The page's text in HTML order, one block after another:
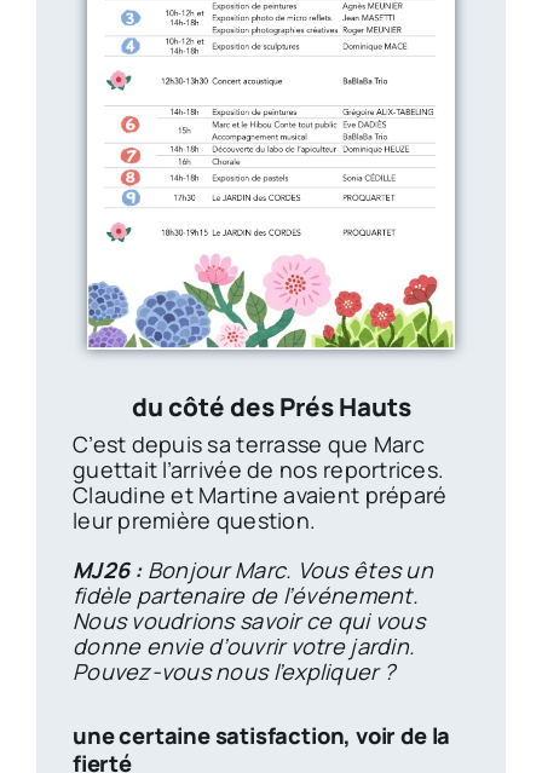
du côté des Prés Hauts
C’est depuis sa terrasse que Marc
guettait l’arrivée de nos reportrices.
Claudine et Martine avaient préparé
leur première question.
MJ26 :Bonjour Marc. Vous êtes un
fidèle partenaire de l’événement.
Nous voudrions savoir ce qui vous
donne envie d’ouvrir votre jardin.
Pouvez-vous nous l’expliquer ?
une certaine satisfaction, voir de la
fierté